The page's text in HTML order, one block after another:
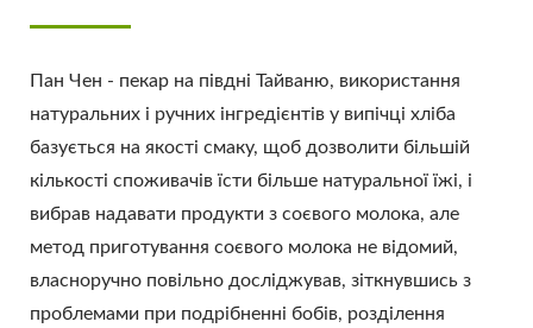
Пан Чен - пекар на півдні Тайваню, використання
натуральних і ручних інгредієнтів у випічці хліба
базується на якості смаку, щоб дозволити більшій
кількості споживачів їсти більше натуральної їжі, і
вибрав надавати продукти з соєвого молока, але
метод приготування соєвого молока не відомий,
власноручно повільно досліджував, зіткнувшись з
проблемами при подрібненні бобів, розділення